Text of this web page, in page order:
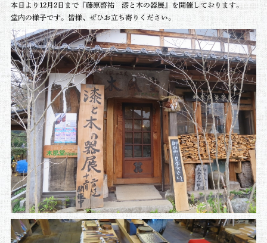
本日より12月2日まで『藤原啓祐 漆と木の器展』を開催しております。
堂内の様子です。皆様、ぜひお立ち寄りください。